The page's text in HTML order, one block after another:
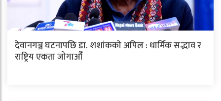
देवानगञ्ज घटनापछि डा. शशांककाे अपिल : धार्मिक सद्भाव र
राष्ट्रिय एकता जोगाऔँ